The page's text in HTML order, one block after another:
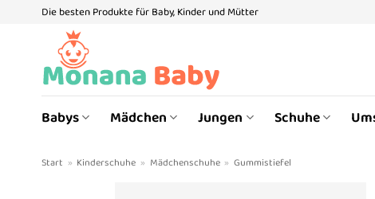
Die besten Produkte für Baby, Kinder und Mütter
Babys Mädchen Jungen Schuhe
Start » Kinderschuhe » Mädchenschuhe » Gummistiefel